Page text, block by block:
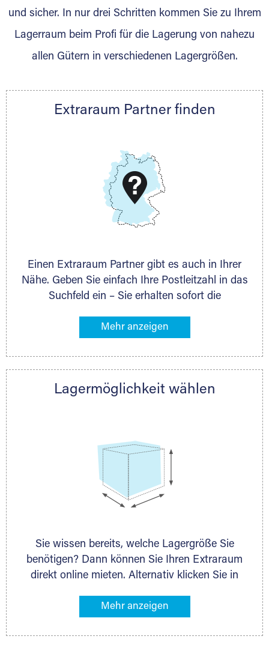
Gewinnung von Neukunden
Nachricht.
Telefon:+49 6145 5442 - 404
DMG Aktiengesellschaft
www.dmg-ag.com
und sicher. In nur drei Schritten kommen Sie zu Ihrem
Lagerraum beim Profi für die Lagerung von nahezu
allen Gütern in verschiedenen Lagergrößen.
Extraraum Partner finden
Einen Extraraum Partner gibt es auch in Ihrer
Nähe. Geben Sie einfach Ihre Postleitzahl in das
Suchfeld ein – Sie erhalten sofort die
Lagermöglichkeiten in Ihrer Nähe. An zahlreichen
direkt online mieten. Gibt es Extraraum noch
nächstgelegenen Partner und besprechen alles
Lagermöglichkeit wählen
Sie wissen bereits, welche Lagergröße Sie
benötigen? Dann können Sie Ihren Extraraum
direkt online mieten. Alternativ klicken Sie in
Gegenstände an, die Sie einlagern möchten –
ermittelt. Natürlich steht Ihnen Ihr Extraraum